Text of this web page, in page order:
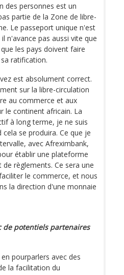
des personnes est un
partie de la Zone de libre-
Le passeport unique n'est
n'avance pas aussi vite que
les pays doivent faire
ratification.
est absolument correct.
sur la libre-circulation
au commerce et aux
le continent africain. La
à long terme, je ne suis
se produira. Ce que je
avec Afreximbank,
établir une plateforme
règlements. Ce sera une
le commerce, et nous
la direction d'une monnaie
de potentiels partenaires
pourparlers avec des
la facilitation du